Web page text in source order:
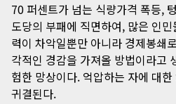
70 퍼센트가 넘는 식량가격 폭등,
도당의 부패에 직면하여, 많은 인
력이 차악일뿐만 아니라 경제봉쇄
각적인 경감을 가져올 방법이라고
험한 망상이다. 억압하는 자에 대
귀결된다.